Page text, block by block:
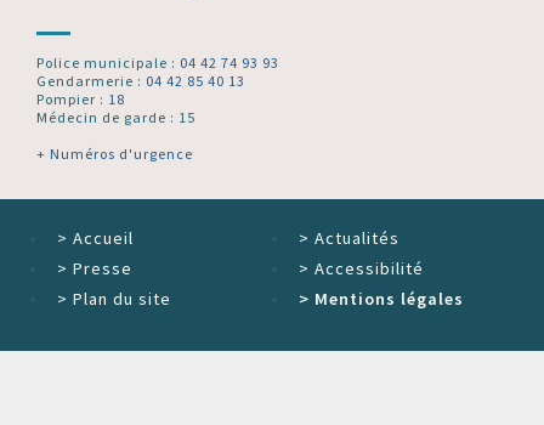
Police municipale : 04 42 74 93 93
Gendarmerie : 04 42 85 40 13
Pompier : 18
Médecin de garde : 15
+ Numéros d'urgence
> Accueil > Actualités
> Presse > Accessibilité
> Plan du site > Mentions légales